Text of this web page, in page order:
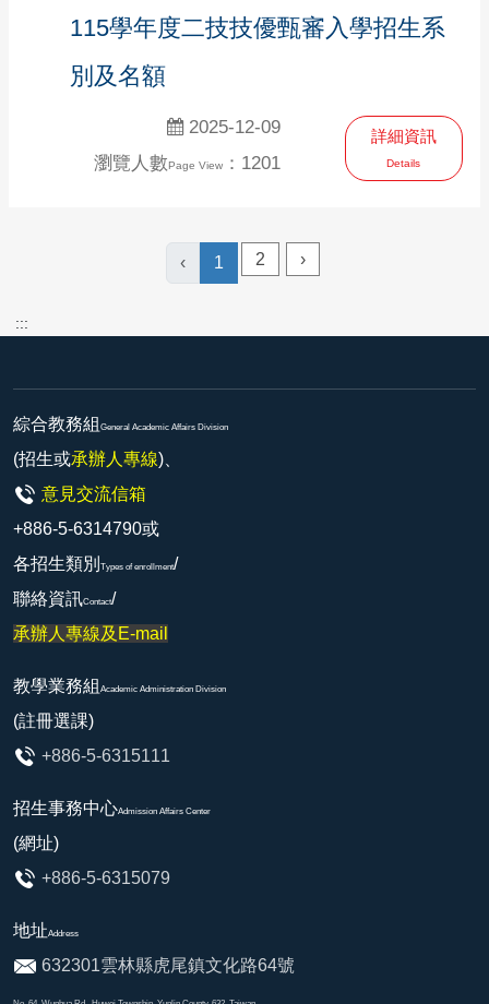
115學年度二技技優甄審入學招生系
別及名額
2025-12-09
瀏覽人數Page View：1201
詳細資訊
Details
‹ 1 2 ›
:::
綜合教務組 General Academic Affairs Division
(招生或承辦人專線)、
意見交流信箱
+886-5-6314790或
各招生類別 Types of enrollment/
聯絡資訊Contact/
承辦人專線及E-mail
教學業務組 Academic Administration Division
(註冊選課)
+886-5-6315111
招生事務中心Admission Affairs Center
(網址)
+886-5-6315079
地址Address
632301雲林縣虎尾鎮文化路64號